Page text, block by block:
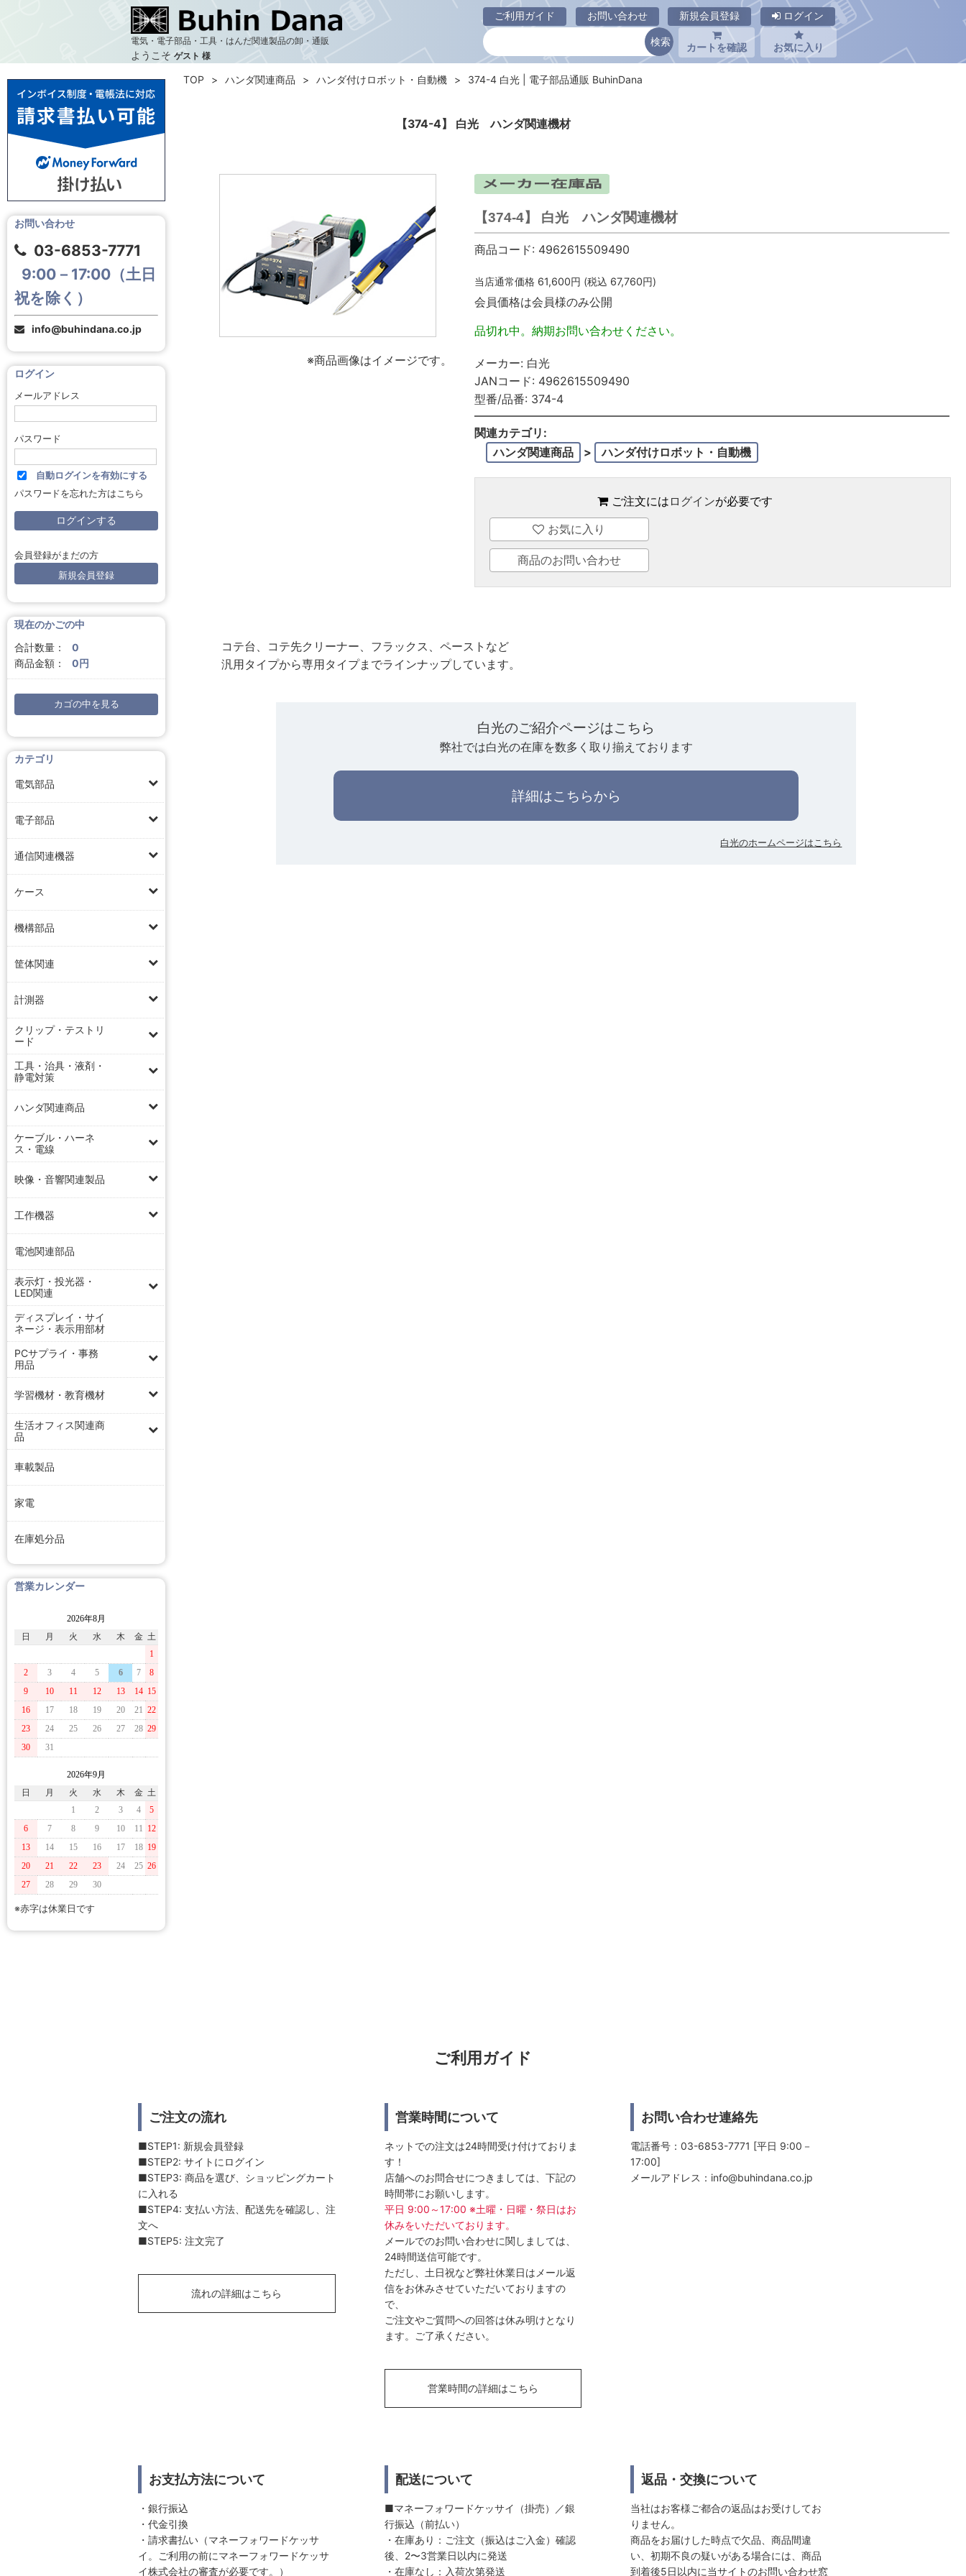
電気・電子部品・工具・はんだ関連製品の卸・通販
ようこそ ゲスト 様
ご利用ガイド お問い合わせ 新規会員登録 ログイン
カートを確認 お気に入り
【374-4】 白光 ハンダ関連機材
お問い合わせ
03-6853-7771
9:00－17:00（土日
祝を除く）
info@buhindana.co.jp
ログイン
メールアドレス
パスワード
自動ログインを有効にする
パスワードを忘れた方はこちら
会員登録がまだの方
新規会員登録
現在のかごの中
合計数量：
0
商品金額：
0円
カゴの中を見る
カテゴリ
電気部品
電子部品
通信関連機器
ケース
機構部品
筐体関連
計測器
クリップ・テストリ
ード
工具・治具・液剤・
静電対策
ハンダ関連商品
ケーブル・ハーネ
ス・電線
映像・音響関連製品
工作機器
電池関連部品
表示灯・投光器・
LED関連
ディスプレイ・サイ
ネージ・表示用部材
PCサプライ・事務
用品
学習機材・教育機材
生活オフィス関連商
品
車載製品
家電
在庫処分品
営業カレンダー
2026年8月
日
月 火 水 木 金 土
1
2
3 4 5 6 7
8
9
10 11 12 13 14 15
16
17 18 19 20 21 22
23
24 25 26 27 28 29
30
31
2026年9月
日
月 火 水 木 金 土
1
2 3 4
5
6
7 8 9 10 11 12
13
14 15 16 17 18 19
20
21 22 23 24 25 26
27
28 29 30
※赤字は休業日です
TOP ハンダ関連商品 ハンダ付けロボット・自動機 374-4 白光 | 電子部品通販 BuhinDana
※商品画像はイメージです。
【374-4】 白光 ハンダ関連機材
商品コード: 4962615509490
当店通常価格 61,600円 (税込 67,760円)
会員価格は会員様のみ公開
品切れ中。納期お問い合わせください。
メーカー: 白光
JANコード: 4962615509490
型番/品番: 374-4
関連カテゴリ:
ハンダ関連商品
> ハンダ付けロボット・自動機
ご注文には ログインが必要です
お気に入り
商品のお問い合わせ
コテ台、コテ先クリーナー、フラックス、ペーストなど
汎用タイプから専用タイプまでラインナップしています。
白光のご紹介ページはこちら
弊社では白光の在庫を数多く取り揃えております
詳細はこちらから
白光のホームページはこちら
ご利用ガイド
ご注文の流れ
■STEP1: 新規会員登録
■STEP2: サイトにログイン
■STEP3: 商品を選び、ショッピングカート
に入れる
■STEP4: 支払い方法、配送先を確認し、注
文へ
■STEP5: 注文完了
流れの詳細はこちら
営業時間について
ネットでの注文は24時間受け付けておりま
す！
店舗へのお問合せにつきましては、下記の
時間帯にお願いします。
平日 9:00～17:00 ※土曜・日曜・祭日はお
休みをいただいております。
メールでのお問い合わせに関しましては、
24時間送信可能です。
ただし、土日祝など弊社休業日はメール返
信をお休みさせていただいておりますの
で、
ご注文やご質問への回答は休み明けとなり
ます。ご了承ください。
営業時間の詳細はこちら
お問い合わせ連絡先
電話番号：03-6853-7771 [平日 9:00－
17:00]
メールアドレス： info@buhindana.co.jp
お支払方法について
・銀行振込
・代金引換
・請求書払い（マネーフォワードケッサ
イ。ご利用の前にマネーフォワードケッサ
イ株式会社の審査が必要です。）
配送について
■マネーフォワードケッサイ（掛売）／銀
行振込（前払い）
・在庫あり：ご注文（振込はご入金）確認
後、2〜3営業日以内に発送
・在庫なし：入荷次第発送
返品・交換について
当社はお客様ご都合の返品はお受けしてお
りません。
商品をお届けした時点で欠品、商品間違
い、初期不良の疑いがある場合には、商品
到着後5日以内に当サイトのお問い合わせ窓